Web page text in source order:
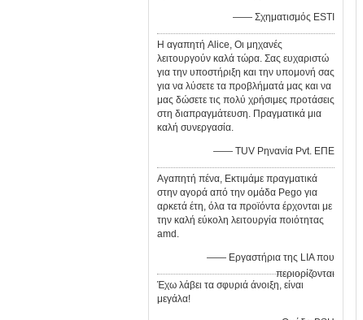
—— Σχηματισμός ESTI
Η αγαπητή Alice, Οι μηχανές
λειτουργούν καλά τώρα. Σας ευχαριστώ
για την υποστήριξη και την υπομονή σας
για να λύσετε τα προβλήματά μας και να
μας δώσετε τις πολύ χρήσιμες προτάσεις
στη διαπραγμάτευση. Πραγματικά μια
καλή συνεργασία.
—— TUV Ρηνανία Pvt. ΕΠΕ
Αγαπητή πένα, Εκτιμάμε πραγματικά
στην αγορά από την ομάδα Pego για
αρκετά έτη, όλα τα προϊόντα έρχονται με
την καλή εύκολη λειτουργία ποιότητας
amd.
—— Εργαστήρια της LIA που
περιορίζονται
Έχω λάβει τα σφυριά άνοιξη, είναι
μεγάλα!